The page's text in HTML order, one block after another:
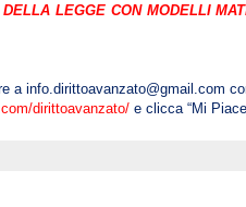
LEGGE CON MODELLI
a info.dirittoavanzato@gmail.com
dirittoavanzato/ e clicca “Mi